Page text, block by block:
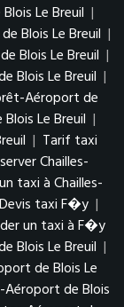
Le Breuil |
Blois Le Breuil |
Blois Le Breuil |
Blois Le Breuil |
Aéroport de
Le Breuil |
| Tarif taxi
Chailles-
taxi à Chailles-
Devis taxi F�y |
un taxi à F�y
Blois Le Breuil |
de Blois Le
de Blois